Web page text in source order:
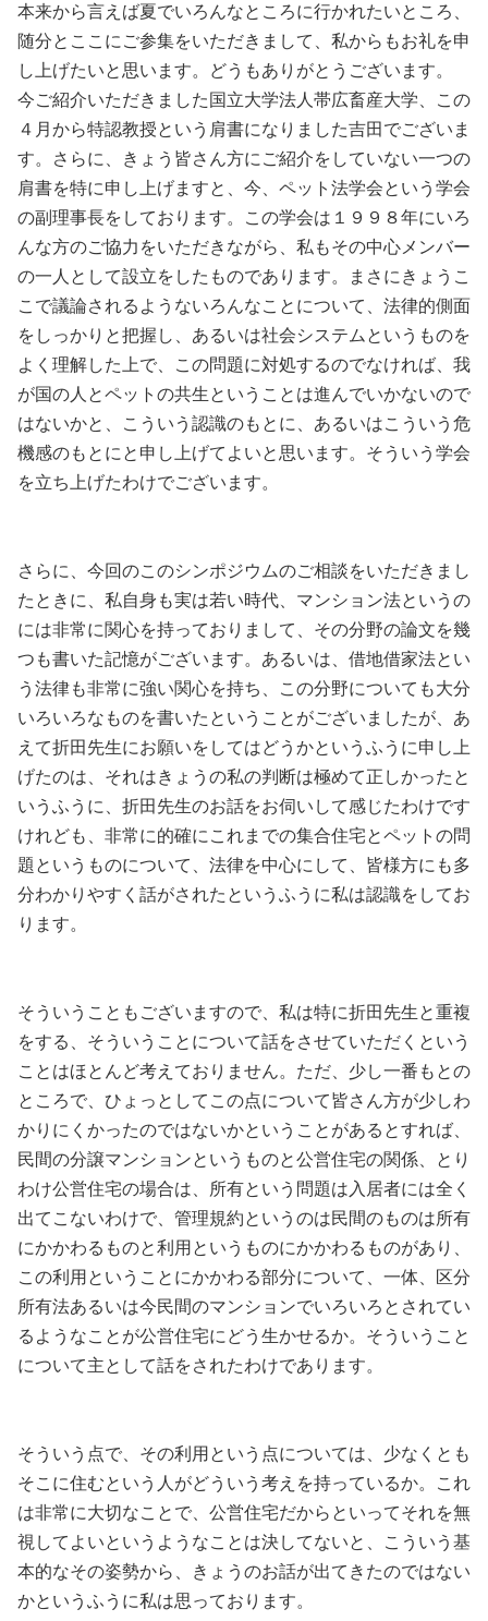
本来から言えば夏でいろんなところに行かれたいところ、
随分とここにご参集をいただきまして、私からもお礼を申
し上げたいと思います。どうもありがとうございます。
今ご紹介いただきました国立大学法人帯広畜産大学、この
４月から特認教授という肩書になりました吉田でございま
す。さらに、きょう皆さん方にご紹介をしていない一つの
肩書を特に申し上げますと、今、ペット法学会という学会
の副理事長をしております。この学会は１９９８年にいろ
んな方のご協力をいただきながら、私もその中心メンバー
の一人として設立をしたものであります。まさにきょうこ
こで議論されるようないろんなことについて、法律的側面
をしっかりと把握し、あるいは社会システムというものを
よく理解した上で、この問題に対処するのでなければ、我
が国の人とペットの共生ということは進んでいかないので
はないかと、こういう認識のもとに、あるいはこういう危
機感のもとにと申し上げてよいと思います。そういう学会
を立ち上げたわけでございます。
さらに、今回のこのシンポジウムのご相談をいただきまし
たときに、私自身も実は若い時代、マンション法というの
には非常に関心を持っておりまして、その分野の論文を幾
つも書いた記憶がございます。あるいは、借地借家法とい
う法律も非常に強い関心を持ち、この分野についても大分
いろいろなものを書いたということがございましたが、あ
えて折田先生にお願いをしてはどうかというふうに申し上
げたのは、それはきょうの私の判断は極めて正しかったと
いうふうに、折田先生のお話をお伺いして感じたわけです
けれども、非常に的確にこれまでの集合住宅とペットの問
題というものについて、法律を中心にして、皆様方にも多
分わかりやすく話がされたというふうに私は認識をしてお
ります。
そういうこともございますので、私は特に折田先生と重複
をする、そういうことについて話をさせていただくという
ことはほとんど考えておりません。ただ、少し一番もとの
ところで、ひょっとしてこの点について皆さん方が少しわ
かりにくかったのではないかということがあるとすれば、
民間の分譲マンションというものと公営住宅の関係、とり
わけ公営住宅の場合は、所有という問題は入居者には全く
出てこないわけで、管理規約というのは民間のものは所有
にかかわるものと利用というものにかかわるものがあり、
この利用ということにかかわる部分について、一体、区分
所有法あるいは今民間のマンションでいろいろとされてい
るようなことが公営住宅にどう生かせるか。そういうこと
について主として話をされたわけであります。
そういう点で、その利用という点については、少なくとも
そこに住むという人がどういう考えを持っているか。これ
は非常に大切なことで、公営住宅だからといってそれを無
視してよいというようなことは決してないと、こういう基
本的なその姿勢から、きょうのお話が出てきたのではない
かというふうに私は思っております。